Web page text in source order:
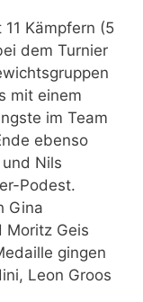
Kämpfern (5
dem Turnier
mit einem
im Team
ebenso
Nils
Podest.
Gina
Moritz Geis
gingen
Leon Groos